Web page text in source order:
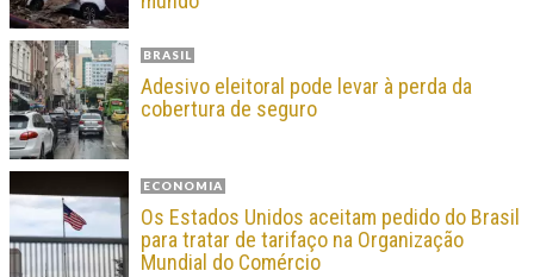
BRASIL
Adesivo eleitoral pode levar à perda da
cobertura de seguro
ECONOMIA
Os Estados Unidos aceitam pedido do Brasil
para tratar de tarifaço na Organização
Mundial do Comércio